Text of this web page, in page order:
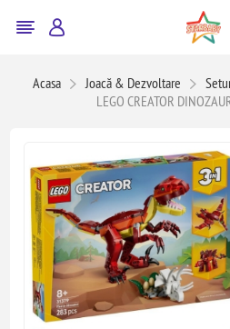
Acasa Joacă & Dezvoltare
LEGO CREATOR